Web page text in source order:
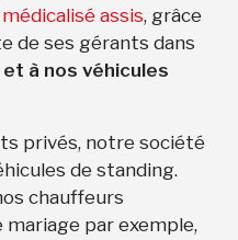
assis, grâce
de ses gérants dans
à nos véhicules
privés, notre société
de standing.
chauffeurs
par exemple,